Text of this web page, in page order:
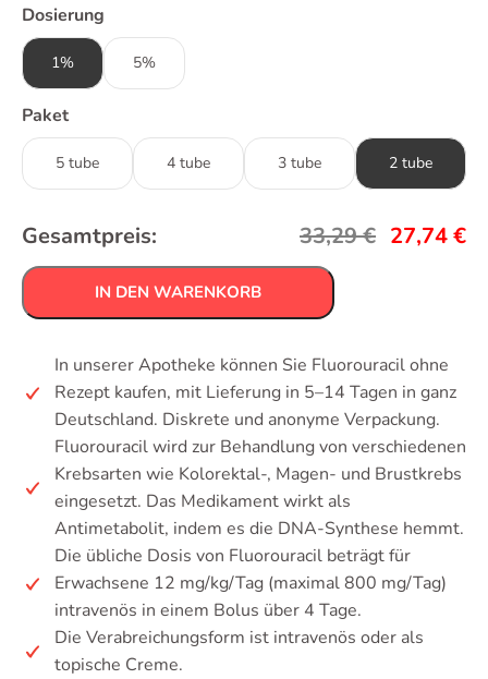
Dosierung
1% 5%
Paket
5 tube 4 tube 3 tube 2 tube
Gesamtpreis: 33,29€ 27,74€
IN DEN WARENKORB
In unserer Apotheke können Sie Fluorouracil ohne
Rezept kaufen, mit Lieferung in 5–14 Tagen in ganz
Deutschland. Diskrete und anonyme Verpackung.
Fluorouracil wird zur Behandlung von verschiedenen
Krebsarten wie Kolorektal-, Magen- und Brustkrebs
eingesetzt. Das Medikament wirkt als
Antimetabolit, indem es die DNA-Synthese hemmt.
Die übliche Dosis von Fluorouracil beträgt für
Erwachsene 12 mg/kg/Tag (maximal 800 mg/Tag)
intravenös in einem Bolus über 4 Tage.
Die Verabreichungsform ist intravenös oder als
topische Creme.